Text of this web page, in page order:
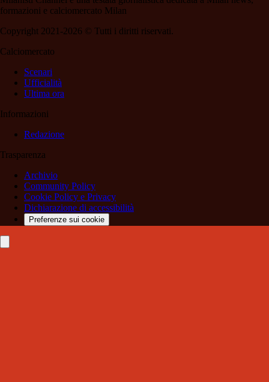
formazioni e calciomercato Milan
Copyright 2021-2026 © Tutti i diritti riservati.
Calciomercato
Scenari
Ufficialità
Ultima ora
Informazioni
Redazione
Trasparenza
Archivio
Community Policy
Cookie Policy e Privacy
Dichiarazione di accessibilità
Preferenze sui cookie